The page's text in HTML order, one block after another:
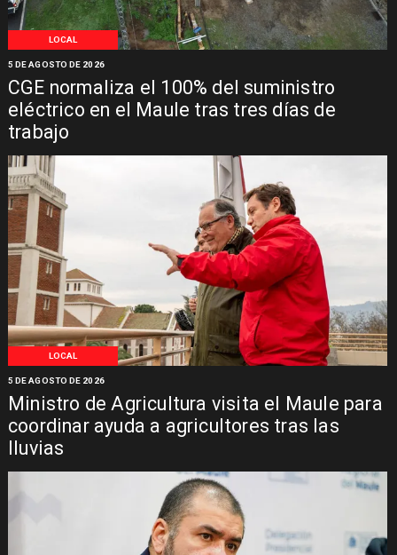
LOCAL
CGE normaliza el 100% del suministro
eléctrico en el Maule tras tres días de
trabajo
5 DE AGOSTO DE 2026
LOCAL
Ministro de Agricultura visita el Maule para
coordinar ayuda a agricultores tras las
lluvias
5 DE AGOSTO DE 2026